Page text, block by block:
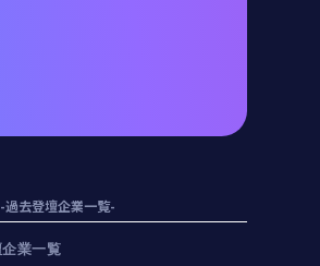
-過去登壇企業一覧-
業一覧